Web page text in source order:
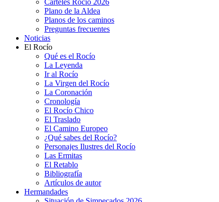
Carteles Rocío 2026
Plano de la Aldea
Planos de los caminos
Preguntas frecuentes
Noticias
El Rocío
Qué es el Rocío
La Leyenda
Ir al Rocío
La Virgen del Rocío
La Coronación
Cronología
El Rocío Chico
El Traslado
El Camino Europeo
¿Qué sabes del Rocío?
Personajes Ilustres del Rocío
Las Ermitas
El Retablo
Bibliografía
Artículos de autor
Hermandades